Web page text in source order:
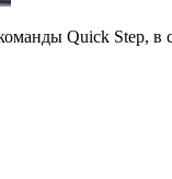
Quick Step, в